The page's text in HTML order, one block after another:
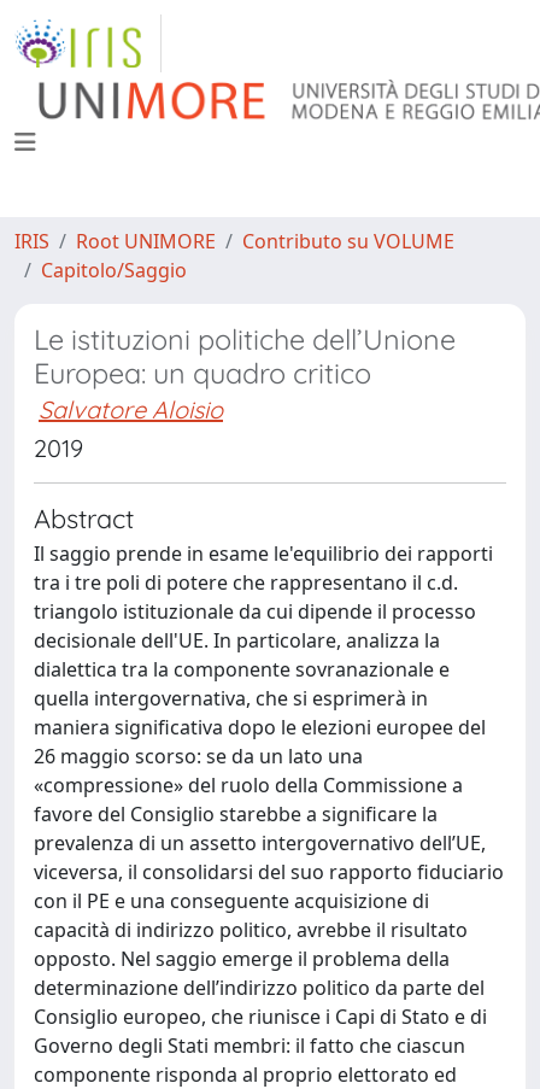
IRIS Root UNIMORE
Contributo su VOLUME
Capitolo/Saggio
Le istituzioni politiche dell’Unione
Europea: un quadro critico
Salvatore Aloisio
2019
Abstract
Il saggio prende in esame le'equilibrio dei rapporti
tra i tre poli di potere che rappresentano il c.d.
triangolo istituzionale da cui dipende il processo
decisionale dell'UE. In particolare, analizza la
dialettica tra la componente sovranazionale e
quella intergovernativa, che si esprimerà in
maniera significativa dopo le elezioni europee del
26 maggio scorso: se da un lato una
«compressione» del ruolo della Commissione a
favore del Consiglio starebbe a significare la
prevalenza di un assetto intergovernativo dell’UE,
viceversa, il consolidarsi del suo rapporto fiduciario
con il PE e una conseguente acquisizione di
capacità di indirizzo politico, avrebbe il risultato
opposto. Nel saggio emerge il problema della
determinazione dell’indirizzo politico da parte del
Consiglio europeo, che riunisce i Capi di Stato e di
Governo degli Stati membri: il fatto che ciascun
componente risponda al proprio elettorato ed